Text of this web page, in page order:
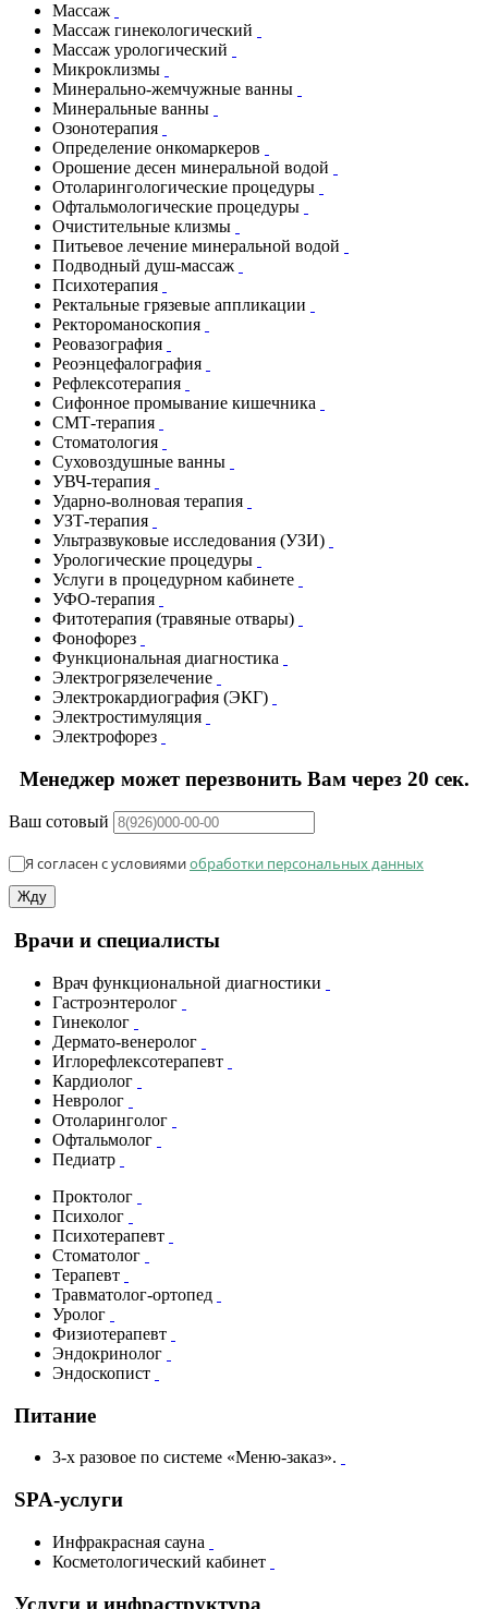
Массаж
Массаж гинекологический
Массаж урологический
Микроклизмы
Минерально-жемчужные ванны
Минеральные ванны
Озонотерапия
Определение онкомаркеров
Орошение десен минеральной водой
Отоларингологические процедуры
Офтальмологические процедуры
Очистительные клизмы
Питьевое лечение минеральной водой
Подводный душ-массаж
Психотерапия
Ректальные грязевые аппликации
Ректороманоскопия
Реовазография
Реоэнцефалография
Рефлексотерапия
Сифонное промывание кишечника
СМТ-терапия
Стоматология
Суховоздушные ванны
УВЧ-терапия
Ударно-волновая терапия
УЗТ-терапия
Ультразвуковые исследования (УЗИ)
Урологические процедуры
Услуги в процедурном кабинете
УФО-терапия
Фитотерапия (травяные отвары)
Фонофорез
Функциональная диагностика
Электрогрязелечение
Электрокардиография (ЭКГ)
Электростимуляция
Электрофорез
Менеджер может перезвонить Вам через 20 сек.
Ваш сотовый
Я согласен с условиямиобработки персональных данных
Жду
Врачи и специалисты
Врач функциональной диагностики
Гастроэнтеролог
Гинеколог
Дермато-венеролог
Иглорефлексотерапевт
Кардиолог
Невролог
Отоларинголог
Офтальмолог
Педиатр
Проктолог
Психолог
Психотерапевт
Стоматолог
Терапевт
Травматолог-ортопед
Уролог
Физиотерапевт
Эндокринолог
Эндоскопист
Питание
3-х разовое по системе «Меню-заказ».
SPA-услуги
Инфракрасная сауна
Косметологический кабинет
Услуги и инфраструктура